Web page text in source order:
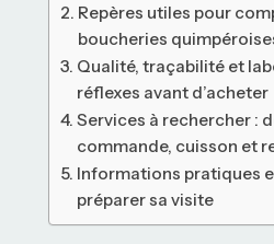
Repères utiles pour
boucheries
Qualité, traçabilité et
réflexes avant d’acheter
Services à rechercher :
commande, cuisson et
Informations pratiques
préparer sa visite